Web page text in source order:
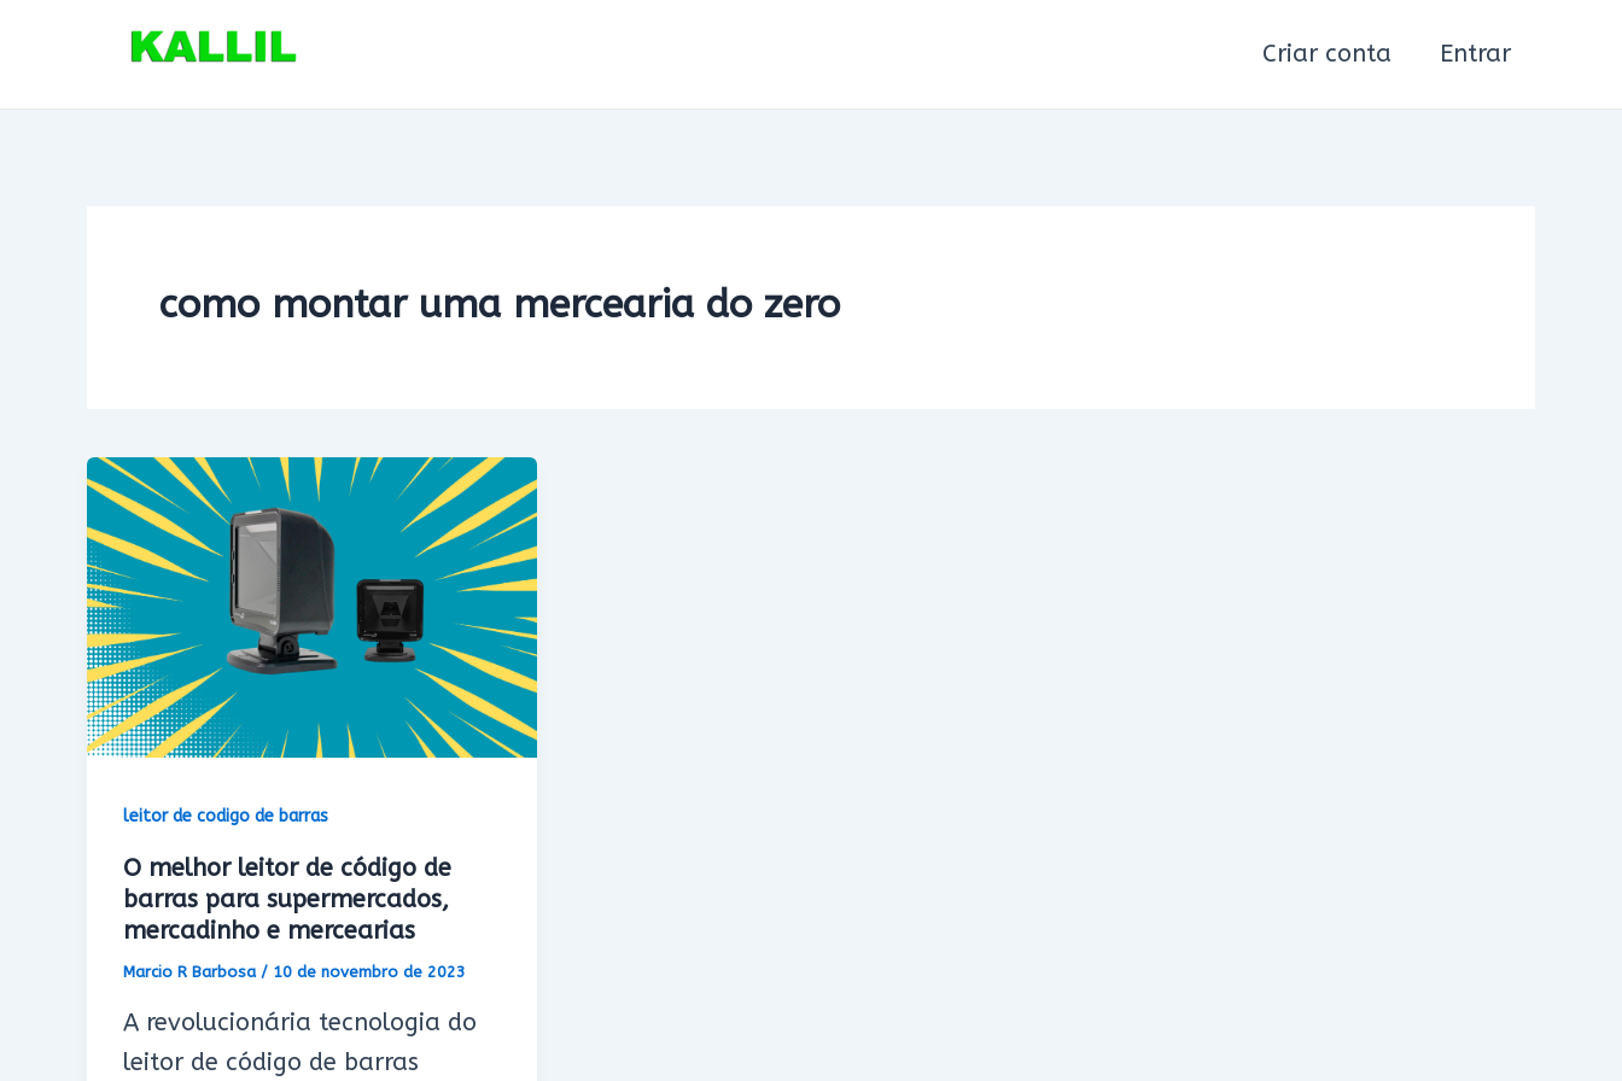
Criar conta Entrar
como montar uma mercearia do zero
leitor de codigo de barras
O melhor leitor de código de
barras para supermercados,
mercadinho e mercearias
Marcio R Barbosa / 10 de novembro de 2023
A revolucionária tecnologia do
leitor de código de barras